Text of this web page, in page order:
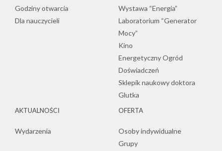
Godziny otwarcia
Dla nauczycieli
Wystawa “Energia”
Laboratorium “Generator
Mocy”
Kino
Energetyczny Ogród
Doświadczeń
Sklepik naukowy doktora
Glutka
AKTUALNOŚCI
Wydarzenia
OFERTA
Osoby indywidualne
Grupy